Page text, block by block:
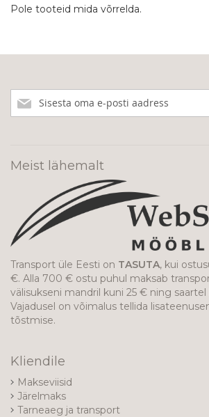
Pole tooteid mida võrrelda.
meie
Meist lähemalt
Transport üle Eesti on TASUTA, kui
€. Alla 700 € ostu puhul maksab
välisukseni mandril kuni 25 € ning
Vajadusel on võimalus tellida
tõstmise.
Kliendile
Makseviisid
Järelmaks
Tarneaeg ja transport